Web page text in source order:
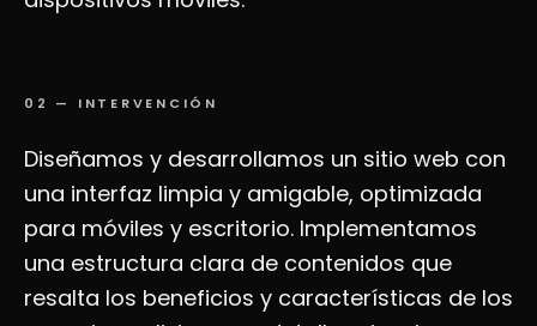
02 — INTERVENCIÓN
Diseñamos y desarrollamos un sitio web con
una interfaz limpia y amigable, optimizada
para móviles y escritorio. Implementamos
una estructura clara de contenidos que
resalta los beneficios y características de los